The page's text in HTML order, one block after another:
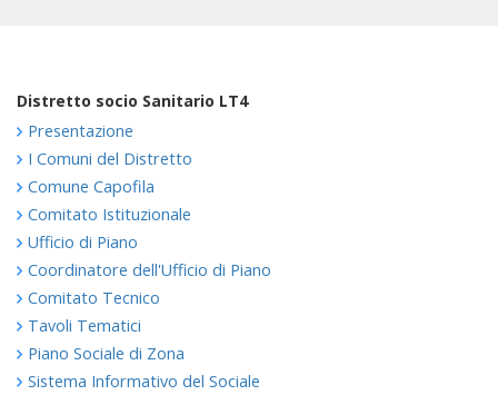
Distretto socio Sanitario LT4
Presentazione
I Comuni del Distretto
Comune Capofila
Comitato Istituzionale
Ufficio di Piano
Coordinatore dell'Ufficio di Piano
Comitato Tecnico
Tavoli Tematici
Piano Sociale di Zona
Sistema Informativo del Sociale